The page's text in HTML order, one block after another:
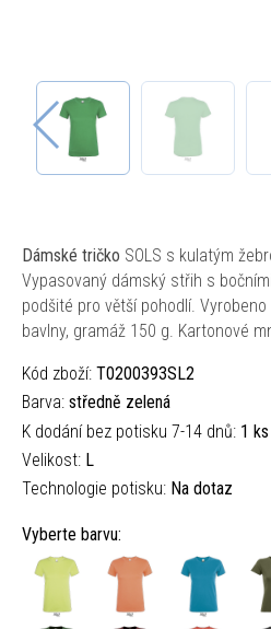
Dámské tričko SOLS s kulatým
Vypasovaný dámský střih s
podšité pro větší pohodlí.
bavlny, gramáž 150 g. Kartonové
Kód zboží: T0200393SL2
Barva: středně zelená
K dodání bez potisku 7-14 dnů: 1 ks
Velikost: L
Technologie potisku: Na dotaz
Vyberte barvu: